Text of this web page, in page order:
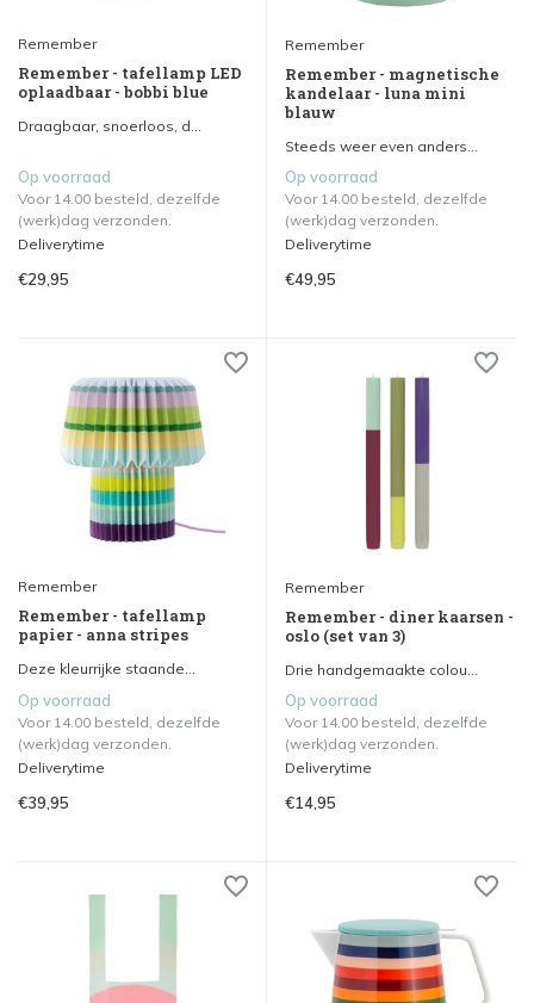
Remember
Remember - tafellamp LED
oplaadbaar - bobbi blue
Draagbaar, snoerloos, d...
Op voorraad
Voor 14.00 besteld, dezelfde
(werk)dag verzonden.
Deliverytime
€29,95
Remember
Remember - magnetische
kandelaar - luna mini
blauw
Steeds weer even anders...
Op voorraad
Voor 14.00 besteld, dezelfde
(werk)dag verzonden.
Deliverytime
€49,95
Remember
Remember - tafellamp
papier - anna stripes
Deze kleurrijke staande...
Op voorraad
Voor 14.00 besteld, dezelfde
(werk)dag verzonden.
Deliverytime
€39,95
Remember
Remember - diner kaarsen -
oslo (set van 3)
Drie handgemaakte colou...
Op voorraad
Voor 14.00 besteld, dezelfde
(werk)dag verzonden.
Deliverytime
€14,95